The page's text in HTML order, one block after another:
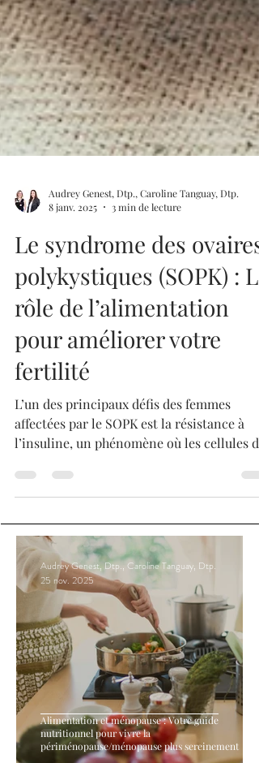
Audrey Genest, Dtp., Caroline Tanguay, Dtp.
8 janv. 2025
3 min de lecture
Le syndrome des ovaires
polykystiques (SOPK) : Le
rôle de l’alimentation
pour améliorer votre
fertilité
L’un des principaux défis des femmes
affectées par le SOPK est la résistance à
l’insuline, un phénomène où les cellules du
corps réagissent
Audrey Genest, Dtp., Caroline Tanguay, Dtp.
25 nov. 2025